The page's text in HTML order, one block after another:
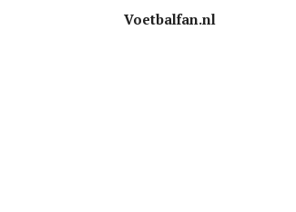
Voetbalfan.nl